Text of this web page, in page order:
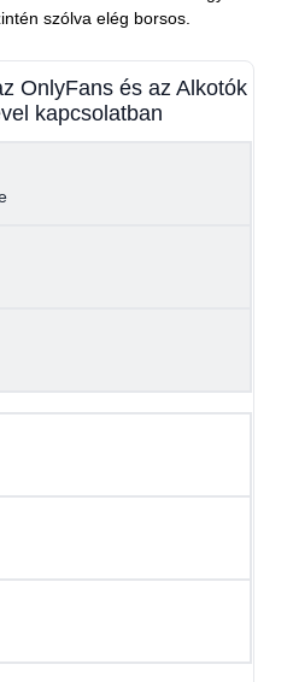
szólva elég borsos.
OnlyFans és az Alkotók
kapcsolatban